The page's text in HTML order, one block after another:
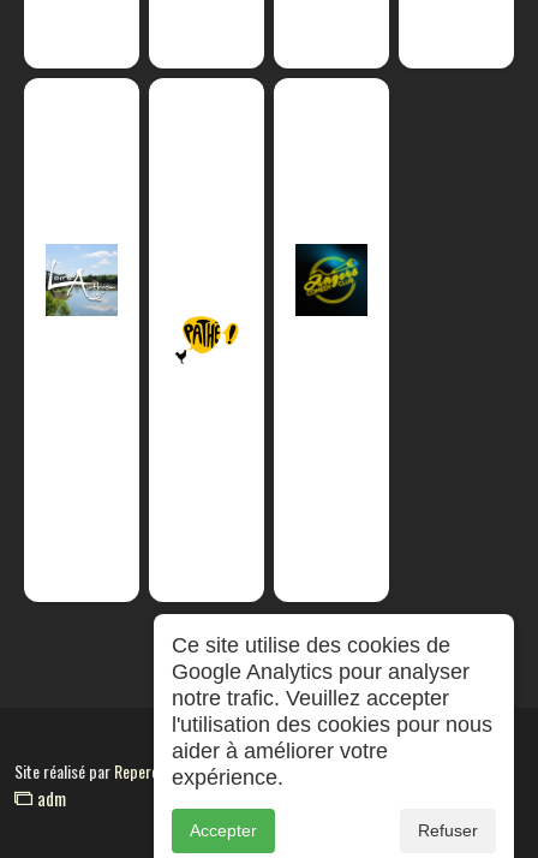
Site réalisé parRepereCom
adm
Ce site utilise des cookies de
Google Analytics pour analyser
notre trafic. Veuillez accepter
l'utilisation des cookies pour nous
aider à améliorer votre
expérience.
Accepter Refuser